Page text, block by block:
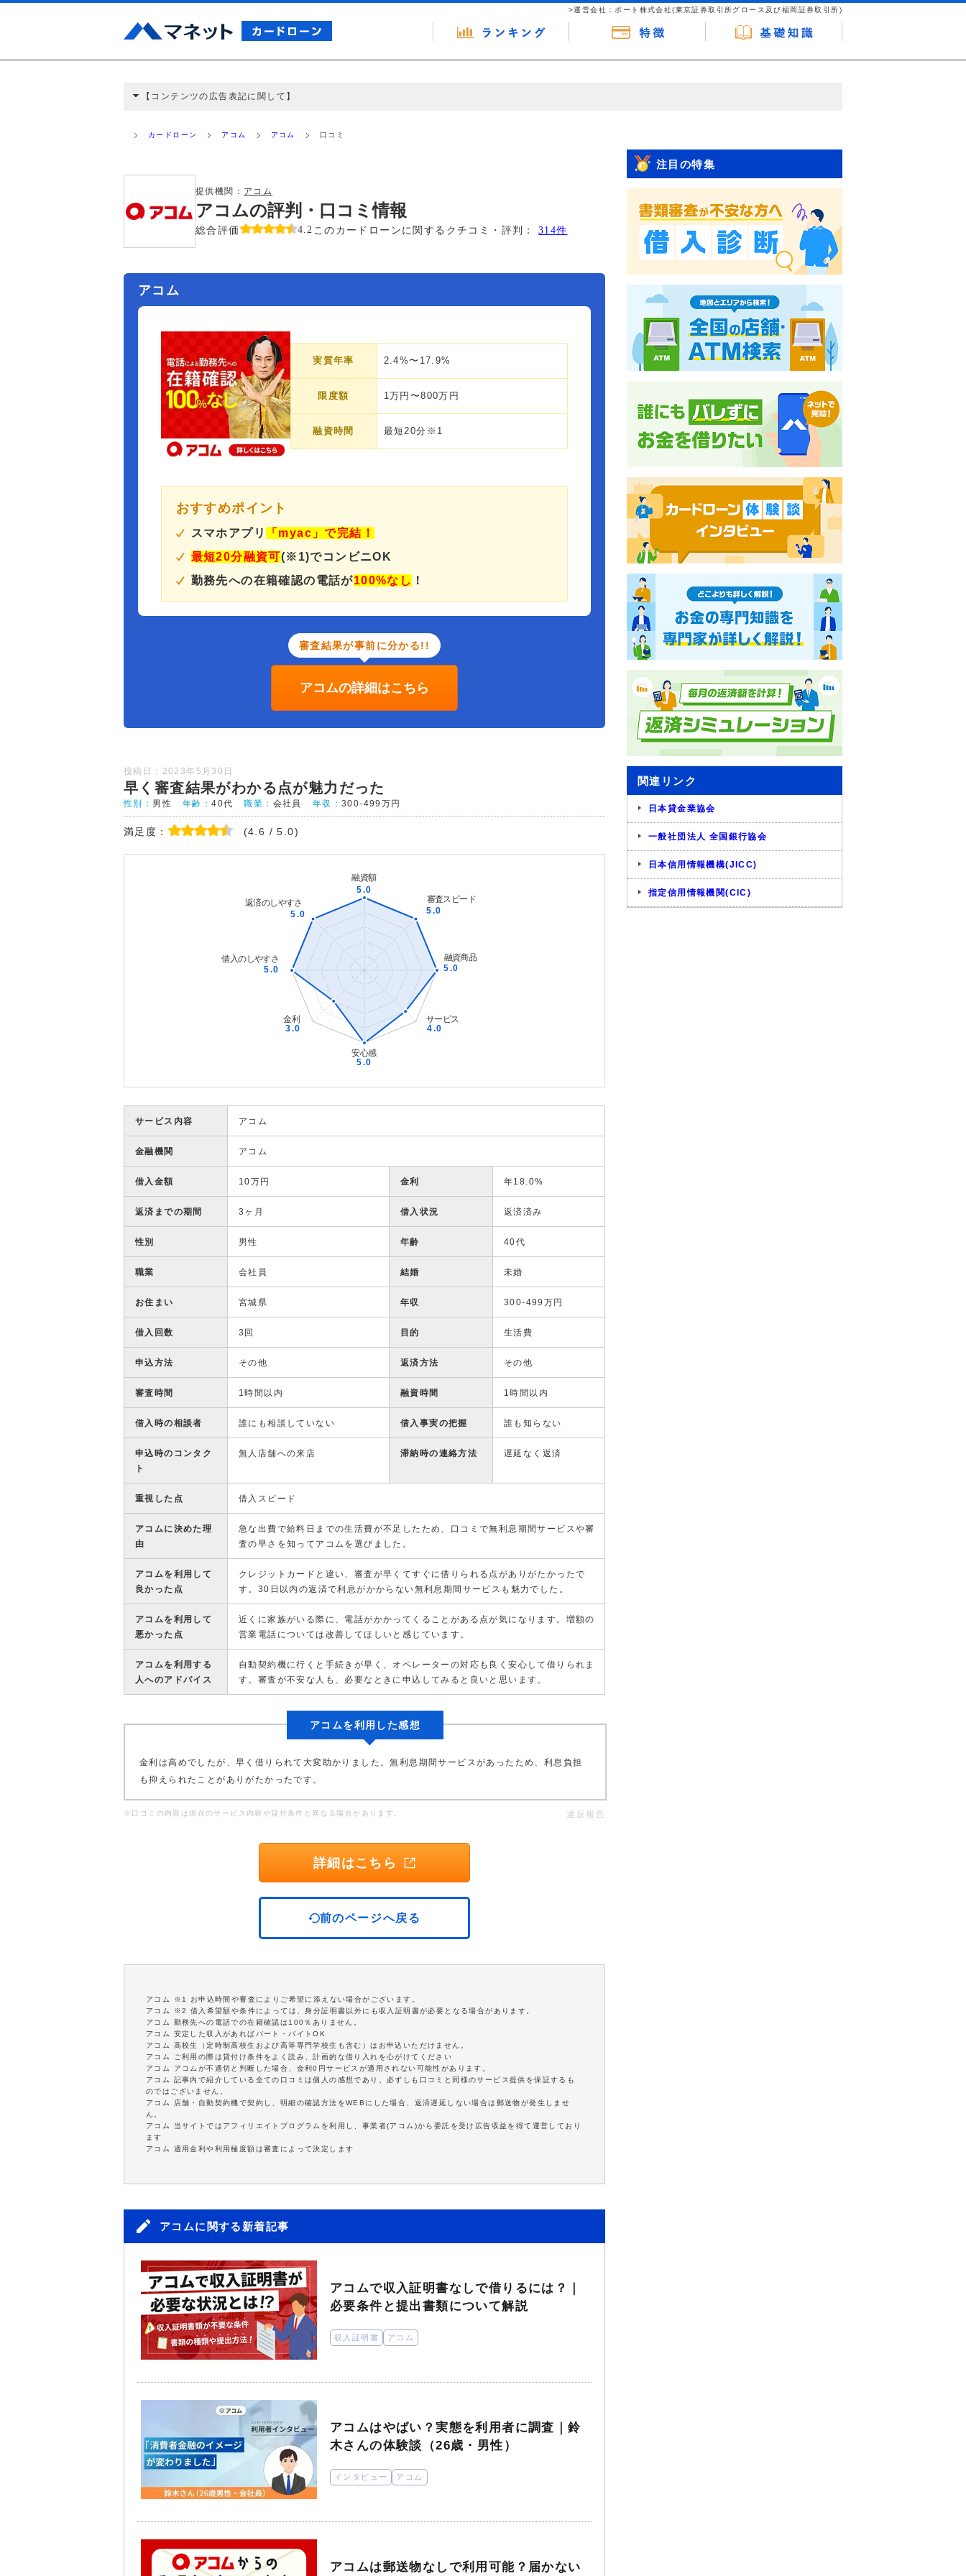
>運営会社：ポート株式会社(東京証券取引所グロース及び福岡証券取引所)
【コンテンツの広告表記に関して】
ミ収集などに基づき、公平性を担保した情報提供を行っています。
カードローン アコム アコム 口コミ
提供機関： アコム
アコムの評判・口コミ情報
総合評価 4.2 このカードローンに関するクチコミ・評判： 314件
アコム
実質年率 2.4%〜17.9%
限度額 1万円〜800万円
融資時間 最短20分※1
おすすめポイント
スマホアプリ
「myac」で完結！
最短20分融資可(※1)でコンビニOK
勤務先への在籍確認の電話が100%なし ！
審査結果が事前に分かる!!
アコムの詳細はこちら
投稿日：2023年5月30日
早く審査結果がわかる点が魅力だった
性別： 男性 年齢：40代 職業： 会社員 年収：300-499万円
満足度： (4.6 / 5.0)
サービス内容 アコム
金融機関 アコム
借入金額 10万円 金利 年18.0%
返済までの期間 3ヶ月 借入状況 返済済み
性別 男性 年齢 40代
職業 会社員 結婚 未婚
お住まい 宮城県 年収 300-499万円
借入回数 3回 目的 生活費
申込方法 その他 返済方法 その他
審査時間 1時間以内 融資時間 1時間以内
借入時の相談者 誰にも相談していない 借入事実の把握 誰も知らない
申込時のコンタク
ト
無人店舗への来店 滞納時の連絡方法 遅延なく返済
重視した点 借入スピード
アコムに決めた理
由
急な出費で給料日までの生活費が不足したため、口コミで無利息期間サービスや審
査の早さを知ってアコムを選びました。
アコムを利用して
良かった点
クレジットカードと違い、審査が早くてすぐに借りられる点がありがたかったで
す。30日以内の返済で利息がかからない無利息期間サービスも魅力でした。
アコムを利用して
悪かった点
近くに家族がいる際に、電話がかかってくることがある点が気になります。増額の
営業電話については改善してほしいと感じています。
アコムを利用する
人へのアドバイス
自動契約機に行くと手続きが早く、オペレーターの対応も良く安心して借りられま
す。審査が不安な人も、必要なときに申込してみると良いと思います。
アコムを利用した感想
金利は高めでしたが、早く借りられて大変助かりました。無利息期間サービスがあったため、利息負担
も抑えられたことがありがたかったです。
※口コミの内容は現在のサービス内容や貸付条件と異なる場合があります。 違反報告
詳細はこちら
前のページへ戻る
アコム ※1 お申込時間や審査によりご希望に添えない場合がございます。
アコム ※2 借入希望額や条件によっては、身分証明書以外にも収入証明書が必要となる場合があります。
アコム 勤務先への電話での在籍確認は100％ありません。
アコム 安定した収入があればパート・バイトOK
アコム 高校生（定時制高校生および高等専門学校生も含む）はお申込いただけません。
アコム ご利用の際は貸付け条件をよく読み、計画的な借り入れを心がけてください
アコム アコムが不適切と判断した場合、金利0円サービスが適用されない可能性があります。
アコム 記事内で紹介している全ての口コミは個人の感想であり、必ずしも口コミと同様のサービス提供を保証するも
のではございません。
アコム 店舗・自動契約機で契約し、明細の確認方法をWEBにした場合、返済遅延しない場合は郵送物が発生しませ
ん。
アコム 当サイトではアフィリエイトプログラムを利用し、事業者(アコム)から委託を受け広告収益を得て運営しており
ます
アコム 適用金利や利用極度額は審査によって決定します
アコムに関する新着記事
アコムで収入証明書なしで借りるには？｜
必要条件と提出書類について解説
収入証明書 アコム
アコムはやばい？実態を利用者に調査｜鈴
木さんの体験談（26歳・男性）
インタビュー アコム
アコムは郵送物なしで利用可能？届かない
注目の特集
関連リンク
日本貸金業協会
一般社団法人 全国銀行協会
日本信用情報機構(JICC)
指定信用情報機関(CIC)